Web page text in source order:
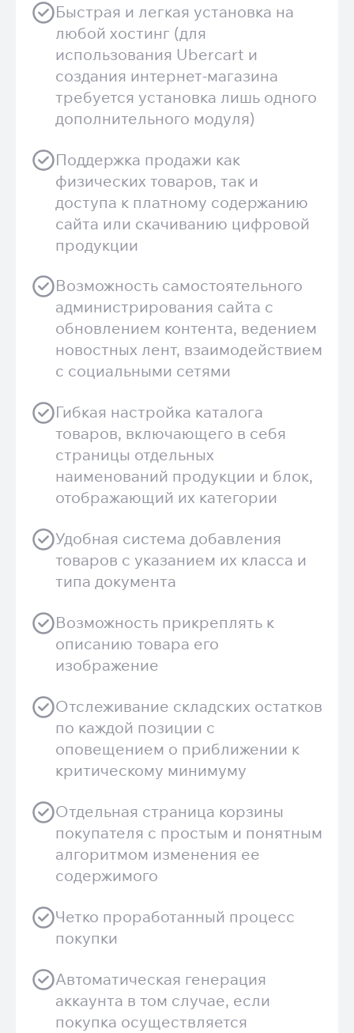
Быстрая и легкая установка на
любой хостинг (для
использования Ubercart и
создания интернет-магазина
требуется установка лишь одного
дополнительного модуля)
Поддержка продажи как
физических товаров, так и
доступа к платному содержанию
сайта или скачиванию цифровой
продукции
Возможность самостоятельного
администрирования сайта с
обновлением контента, ведением
новостных лент, взаимодействием
с социальными сетями
Гибкая настройка каталога
товаров, включающего в себя
страницы отдельных
наименований продукции и блок,
отображающий их категории
Удобная система добавления
товаров с указанием их класса и
типа документа
Возможность прикреплять к
описанию товара его
изображение
Отслеживание складских остатков
по каждой позиции с
оповещением о приближении к
критическому минимуму
Отдельная страница корзины
покупателя с простым и понятным
алгоритмом изменения ее
содержимого
Четко проработанный процесс
покупки
Автоматическая генерация
аккаунта в том случае, если
покупка осуществляется